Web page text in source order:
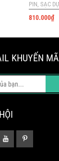
PIN, SẠC
810.000₫
KHUYẾN